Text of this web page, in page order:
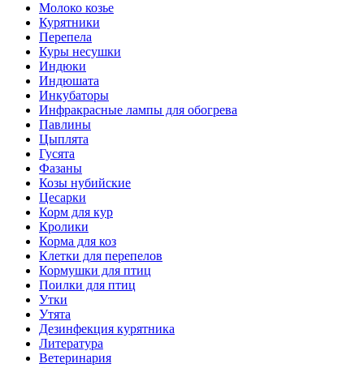
Молоко козье
Курятники
Перепела
Куры несушки
Индюки
Индюшата
Инкубаторы
Инфракрасные лампы для обогрева
Павлины
Цыплята
Гусята
Фазаны
Козы нубийские
Цесарки
Корм для кур
Кролики
Корма для коз
Клетки для перепелов
Кормушки для птиц
Поилки для птиц
Утки
Утята
Дезинфекция курятника
Литература
Ветеринария